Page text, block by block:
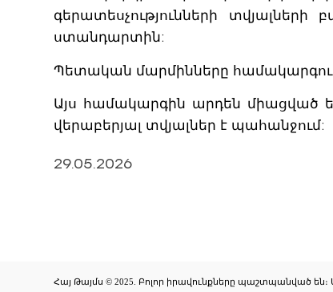
գերատեսչությունների
ստանդարտին:
Պետական մարմինները
Այս համակարգին արդեն միացված
վերաբերյալ տվյալներ է պահանջում:
29.05.2026
Հայ Թայմս © 2025. Բոլոր իրավունքները պաշտպանված